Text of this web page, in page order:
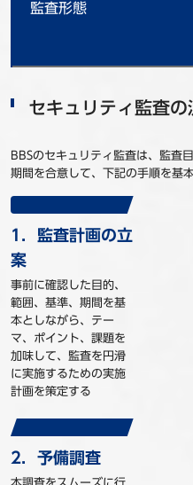
監査形態
セキュリティ監査の
BBSのセキュリティ監査は、監査
期間を合意して、下記の手順を基
1．監査計画の立
案
事前に確認した目的、
範囲、基準、期間を基
本としながら、テー
マ、ポイント、課題を
加味して、監査を円滑
に実施するための実施
計画を策定する
2．予備調査